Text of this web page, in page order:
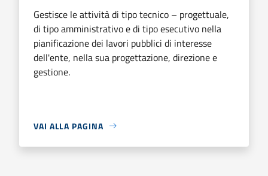
Gestisce le attività di tipo tecnico – progettuale,
di tipo amministrativo e di tipo esecutivo nella
pianificazione dei lavori pubblici di interesse
dell'ente, nella sua progettazione, direzione e
gestione.
VAI ALLA PAGINA